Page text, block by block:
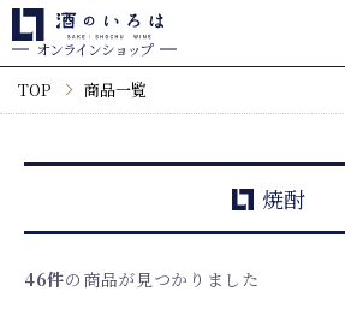
オンラインショップ
TOP 商品一覧
焼酎
46件の商品が見つかりました